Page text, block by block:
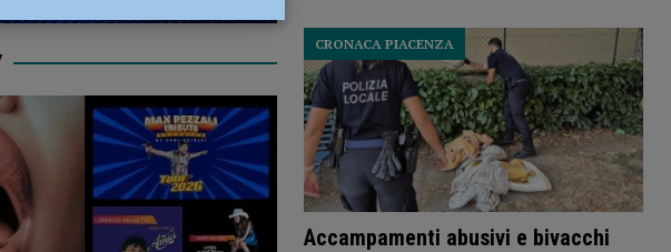
Accampamenti abusivi e bivacchi
CRONACA PIACENZA